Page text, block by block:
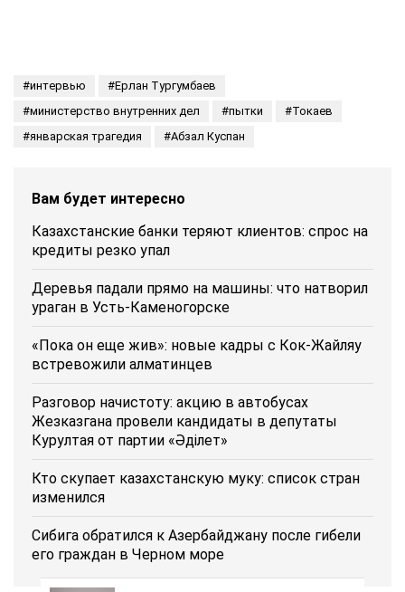
интервью
Ерлан Тургумбаев
министерство внутренних дел
пытки
Токаев
январская трагедия
Абзал Куспан
Вам будет интересно
Казахстанские банки теряют клиентов: спрос на
кредиты резко упал
Деревья падали прямо на машины: что натворил
ураган в Усть-Каменогорске
«Пока он еще жив»: новые кадры с Кок-Жайляу
встревожили алматинцев
Разговор начистоту: акцию в автобусах
Жезказгана провели кандидаты в депутаты
Курултая от партии «Әділет»
Кто скупает казахстанскую муку: список стран
изменился
Сибига обратился к Азербайджану после гибели
его граждан в Черном море